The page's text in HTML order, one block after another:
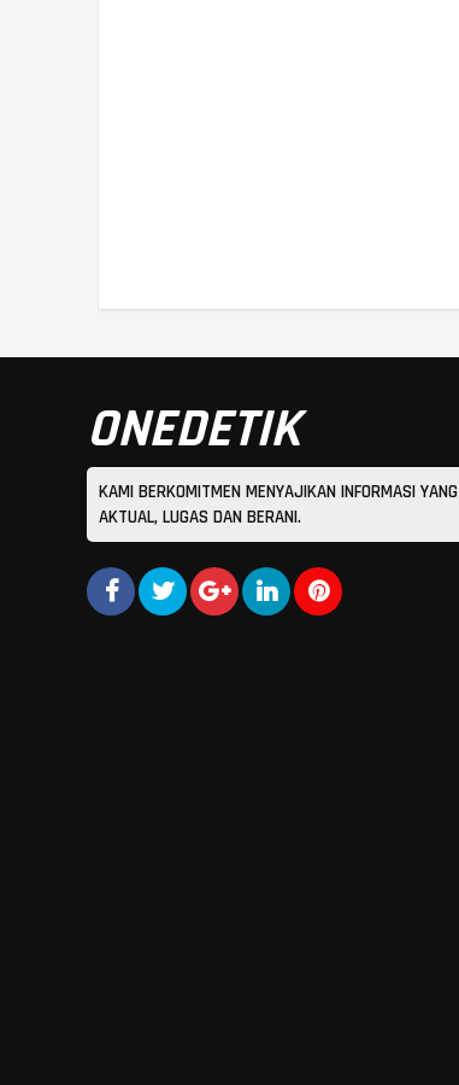
ONEDETIK
KAMI BERKOMITMEN MENYAJIKAN INFORMASI YANG
AKTUAL, LUGAS DAN BERANI.